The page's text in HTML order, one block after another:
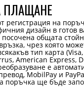
ПЛАЩАНЕ
регистрация на
дизайн в готов
общата
чрез която
тип карта
American Express,
е
MobilPay и
поръчка ще бъде